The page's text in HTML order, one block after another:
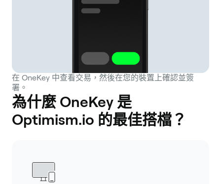
在 OneKey 中查看交易，然後在您的裝置上確認並簽
署。
為什麼 OneKey 是
Optimism.io 的最佳搭檔？